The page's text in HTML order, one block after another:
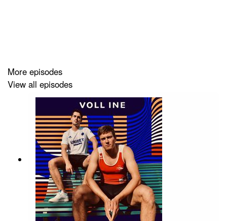
More episodes
View all episodes